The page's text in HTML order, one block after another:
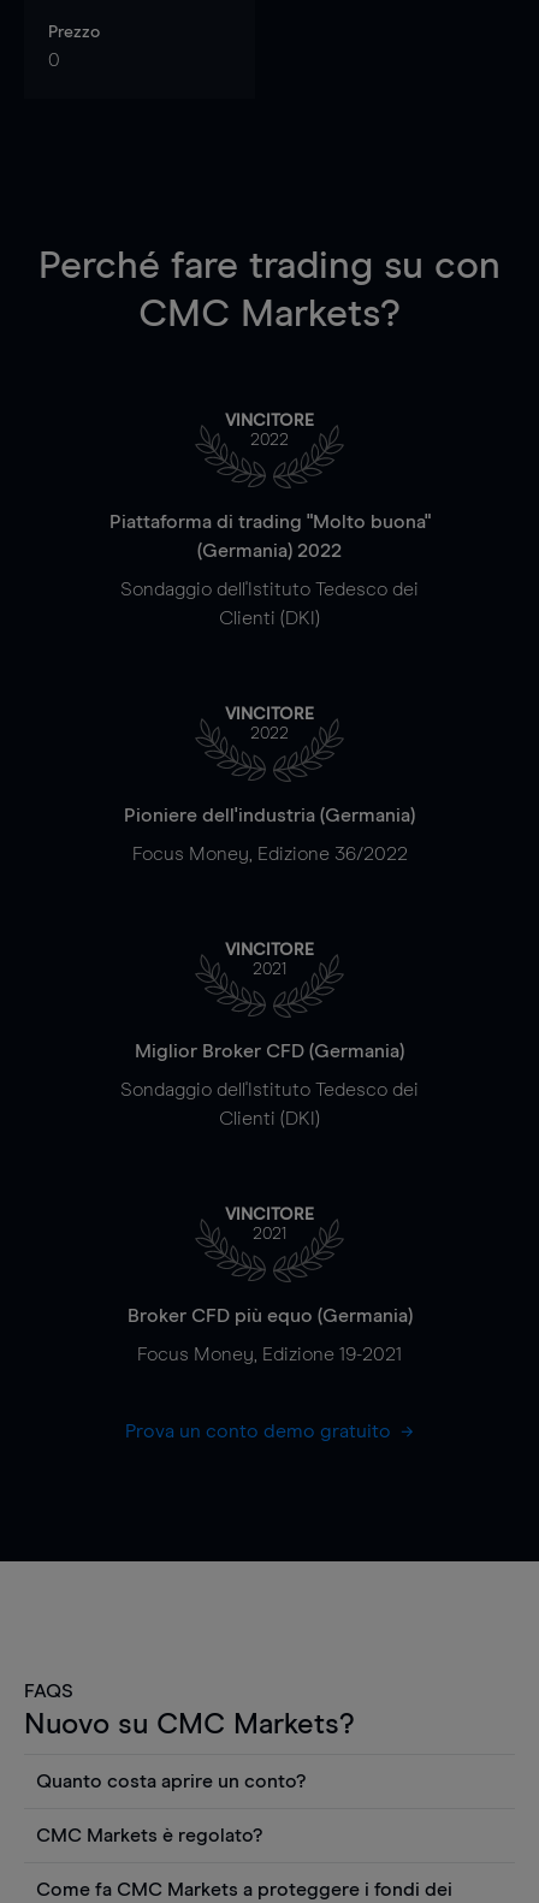
Prezzo
0
Perché fare trading su con
CMC Markets?
VINCITORE
2022
Piattaforma di trading "Molto buona"
(Germania) 2022
Sondaggio dell'Istituto Tedesco dei
Clienti (DKI)
VINCITORE
2022
Pioniere dell'industria (Germania)
Focus Money, Edizione 36/2022
VINCITORE
2021
Miglior Broker CFD (Germania)
Sondaggio dell'Istituto Tedesco dei
Clienti (DKI)
VINCITORE
2021
Broker CFD più equo (Germania)
Focus Money, Edizione 19-2021
Prova un conto demo gratuito
FAQS
Nuovo su CMC Markets?
Quanto costa aprire un conto?
Puoi anche visualizzare gratuitamente i prezzi e
utilizzare strumenti come grafici, notizie Reuters
CMC Markets è regolato?
Come fa CMC Markets a proteggere i fondi dei